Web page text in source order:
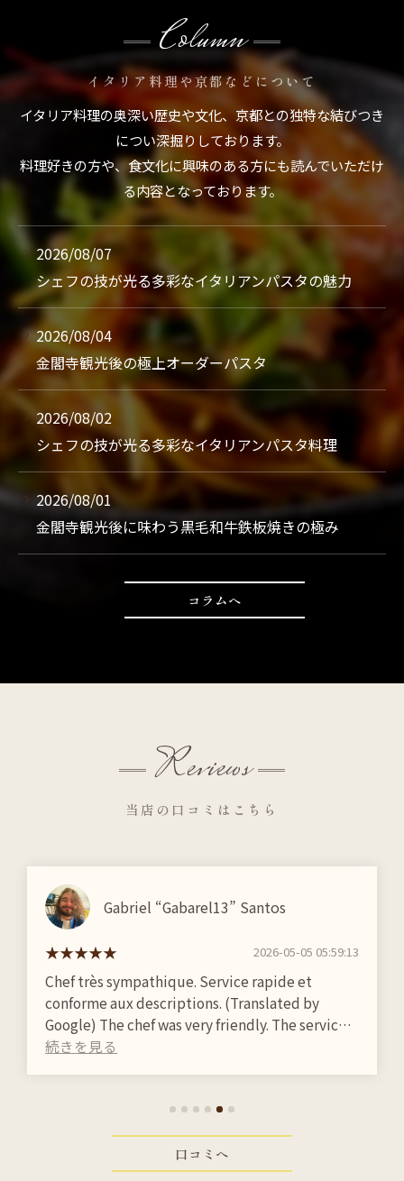
イタリア料理や京都などについて
Column
イタリア料理の奥深い歴史や文化、京都との独特な結びつき
につい深掘りしております。
料理好きの方や、食文化に興味のある方にも読んでいただけ
る内容となっております。
2026/08/07
シェフの技が光る多彩なイタリアンパスタの魅力
2026/08/04
金閣寺観光後の極上オーダーパスタ
2026/08/02
シェフの技が光る多彩なイタリアンパスタ料理
2026/08/01
金閣寺観光後に味わう黒毛和牛鉄板焼きの極み
コラムへ
当店の口コミはこちら
Reviews
Gabriel “Gabarel13” Santos
2026-05-05 05:59:13
Chef très sympathique. Service rapide et
conforme aux descriptions. (Translated by
Google) The chef was very friendly. The service
was quick and as described.
口コミへ